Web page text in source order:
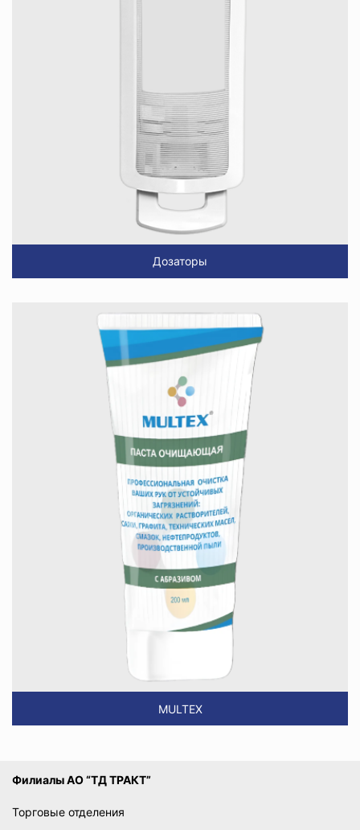
Дозаторы
MULTEX
Филиалы АО “ТД ТРАКТ”
Торговые отделения